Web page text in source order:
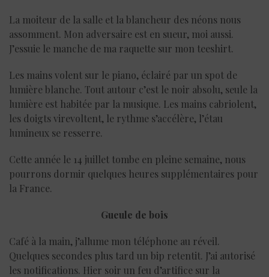
La moiteur de la salle et la blancheur des néons nous
assomment. Mon adversaire est en sueur, moi aussi.
J’essuie le manche de ma raquette sur mon teeshirt.
Les mains volent sur le piano, éclairé par un spot de
lumière blanche. Tout autour c’est le noir absolu, seule la
lumière est habitée par la musique. Les mains cabriolent,
les doigts virevoltent, le rythme s’accélère, l’étau
lumineux se resserre.
Cette année le 14 juillet tombe en pleine semaine, nous
pourrons dormir quelques heures supplémentaires pour
la France.
Gueule de bois
Café à la main, j’allume mon téléphone au réveil.
Quelques secondes plus tard un bip retentit. J’ai autorisé
les notifications. Hier soir un feu d’artifice sur la